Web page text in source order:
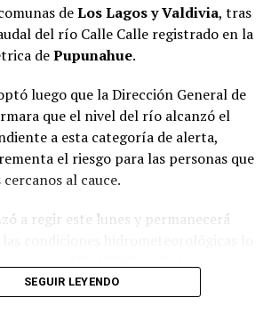
Comités para la Gestión del Riesgo
y adoptar medidas preventivas
verse afectadas por un
recomendaciones destacan el
de los cursos de agua en puntos
de maquinaria para enfrentar
la habilitación de rutas
y, de ser pertinente, efectuar el
lugares seguros.
deLos Lagos y Valdivia, tras
del río Calle Calle registrado en la
dePupunahue.
luego que la Dirección General de
que el nivel del río alcanzó el
a esta categoría de alerta,
el riesgo para las personas que
al cauce.
a regir este lunes y permanecerá
permanente del
SEGUIR LEYENDO